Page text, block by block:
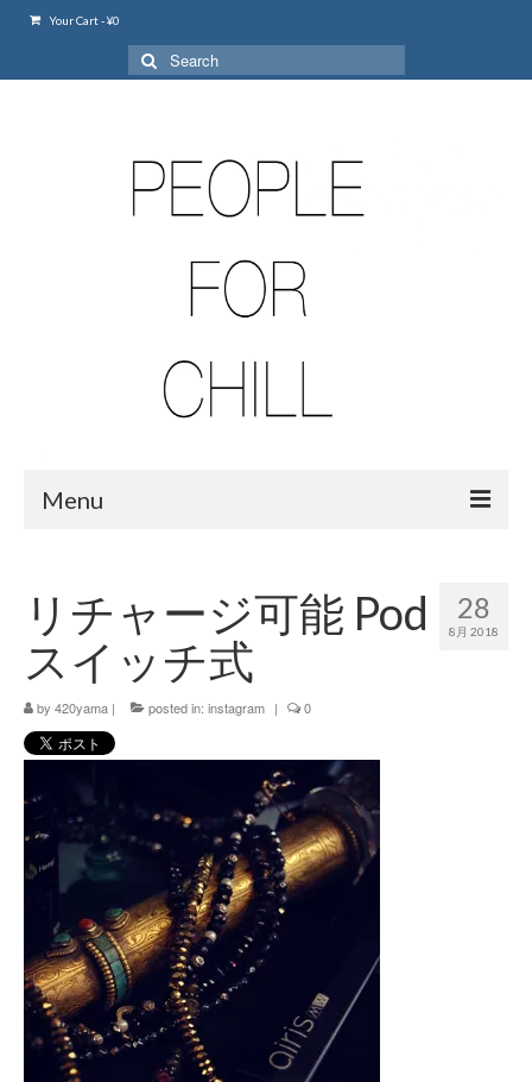
Your Cart-¥0
Search
for:
Menu
420 shibuya_info
420 shibuya_access
420 shibuya_shop
Instagram:420shibuya_official
About:FOUR TWENTY SHIBUYA
YouTube:420shibuya
420 Blog Full
www.h4wp.com
420friendly 通販
28
8月 2018
リチャージ可能 Pod
スイッチ式
by 420yama | posted in: instagram | 0